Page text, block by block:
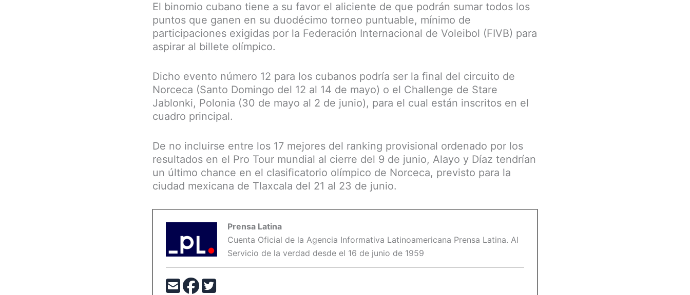
El binomio cubano tiene a su favor el aliciente de que podrán sumar todos los
puntos que ganen en su duodécimo torneo puntuable, mínimo de
participaciones exigidas por la Federación Internacional de Voleibol (FIVB) para
aspirar al billete olímpico.
Dicho evento número 12 para los cubanos podría ser la final del circuito de
Norceca (Santo Domingo del 12 al 14 de mayo) o el Challenge de Stare
Jablonki, Polonia (30 de mayo al 2 de junio), para el cual están inscritos en el
cuadro principal.
De no incluirse entre los 17 mejores del ranking provisional ordenado por los
resultados en el Pro Tour mundial al cierre del 9 de junio, Alayo y Díaz tendrían
un último chance en el clasificatorio olímpico de Norceca, previsto para la
ciudad mexicana de Tlaxcala del 21 al 23 de junio.
Prensa Latina
Cuenta Oficial de la Agencia Informativa Latinoamericana Prensa Latina. Al
Servicio de la verdad desde el 16 de junio de 1959